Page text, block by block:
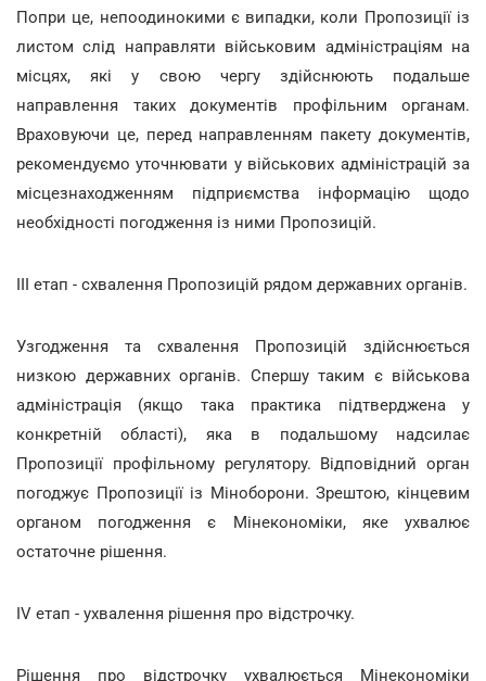
Попри це, непоодинокими є випадки, коли Пропозиції із
листом слід направляти військовим адміністраціям на
місцях, які у свою чергу здійснюють подальше
направлення таких документів профільним органам.
Враховуючи це, перед направленням пакету документів,
рекомендуємо уточнювати у військових адміністрацій за
місцезнаходженням підприємства інформацію щодо
необхідності погодження із ними Пропозицій.
ІІІ етап - схвалення Пропозицій рядом державних органів.
Узгодження та схвалення Пропозицій здійснюється
низкою державних органів. Спершу таким є військова
адміністрація (якщо така практика підтверджена у
конкретній області), яка в подальшому надсилає
Пропозиції профільному регулятору. Відповідний орган
погоджує Пропозиції із Міноборони. Зрештою, кінцевим
органом погодження є Мінекономіки, яке ухвалює
остаточне рішення.
IV етап - ухвалення рішення про відстрочку.
Рішення про відстрочку ухвалюється Мінекономіки